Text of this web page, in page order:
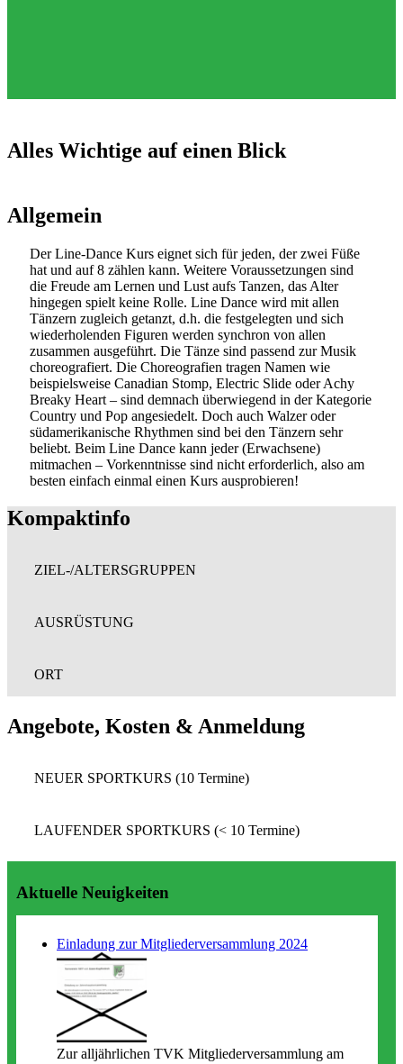
Alles Wichtige auf einen Blick
Allgemein
Der Line-Dance Kurs eignet sich für jeden, der zwei Füße
hat und auf 8 zählen kann. Weitere Voraussetzungen sind
die Freude am Lernen und Lust aufs Tanzen, das Alter
hingegen spielt keine Rolle. Line Dance wird mit allen
Tänzern zugleich getanzt, d.h. die festgelegten und sich
wiederholenden Figuren werden synchron von allen
zusammen ausgeführt. Die Tänze sind passend zur Musik
choreografiert. Die Choreografien tragen Namen wie
beispielsweise Canadian Stomp, Electric Slide oder Achy
Breaky Heart – sind demnach überwiegend in der Kategorie
Country und Pop angesiedelt. Doch auch Walzer oder
südamerikanische Rhythmen sind bei den Tänzern sehr
beliebt. Beim Line Dance kann jeder (Erwachsene)
mitmachen – Vorkenntnisse sind nicht erforderlich, also am
besten einfach einmal einen Kurs ausprobieren!
Kompaktinfo
ZIEL-/ALTERSGRUPPEN
AUSRÜSTUNG
ORT
Angebote, Kosten & Anmeldung
NEUER SPORTKURS (10 Termine)
LAUFENDER SPORTKURS (< 10 Termine)
Aktuelle Neuigkeiten
Einladung zur Mitgliederversammlung 2024
Zur alljährlichen TVK Mitgliederversammlung am